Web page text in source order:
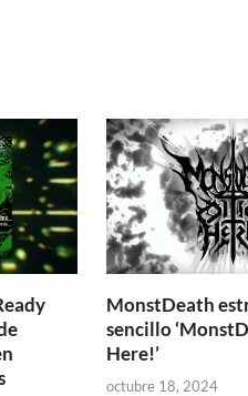
MonstDeath
sencillo
Here!’
octubre 18, 2024